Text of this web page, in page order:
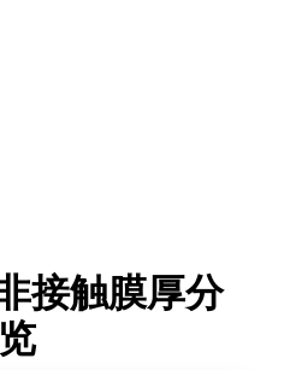
接触膜厚分